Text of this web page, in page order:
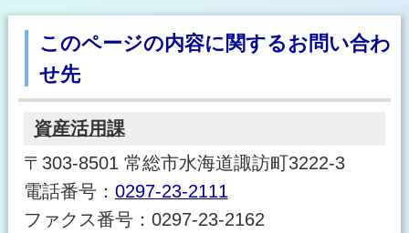
このページの内容に関するお問い合わ
せ先
資産活用課
〒303-8501 常総市水海道諏訪町3222-3
電話番号： 0297-23-2111
ファクス番号：0297-23-2162